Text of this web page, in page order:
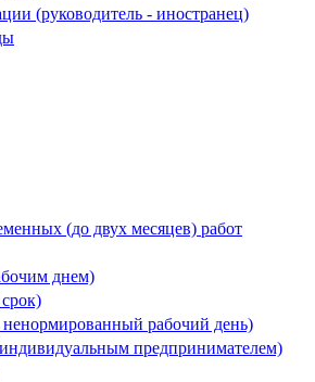
(руководитель - иностранец)
(до двух месяцев) работ
днем)
ненормированный рабочий день)
предпринимателем)